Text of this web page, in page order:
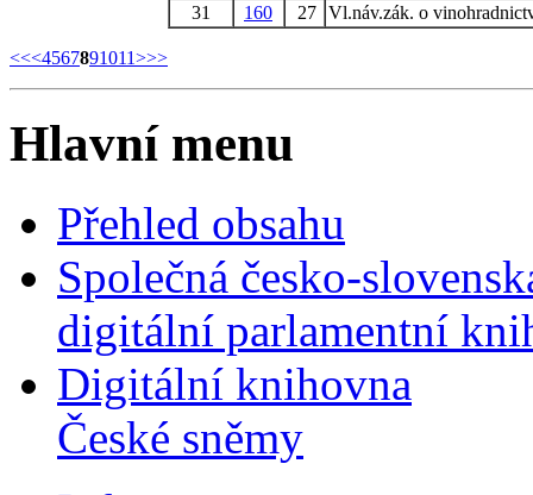
31
160 27 Vl.náv.zák. o
<<<4567891011>>>
Hlavní menu
Přehled obsahu
Společná česko-
digitální parlamentní
Digitální knihovna
České sněmy